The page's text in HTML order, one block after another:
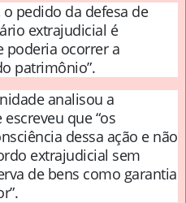
pedido da defesa de
extrajudicial é
poderia ocorrer a
patrimônio”.
analisou a
que “os
dessa ação e não
extrajudicial sem
de bens como garantia